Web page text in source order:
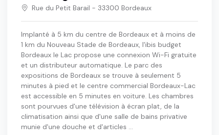
Rue du Petit Barail - 33300 Bordeaux
Implanté à 5 km du centre de Bordeaux et à moins de
1 km du Nouveau Stade de Bordeaux, l'ibis budget
Bordeaux le Lac propose une connexion Wi-Fi gratuite
et un distributeur automatique. Le parc des
expositions de Bordeaux se trouve à seulement 5
minutes à pied et le centre commercial Bordeaux-Lac
est accessible en 5 minutes en voiture. Les chambres
sont pourvues d'une télévision à écran plat, de la
climatisation ainsi que d'une salle de bains privative
munie d'une douche et d'articles ...